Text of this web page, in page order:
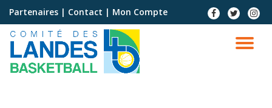
Aller
contenu
Partenaires | Contact | Mon Compte